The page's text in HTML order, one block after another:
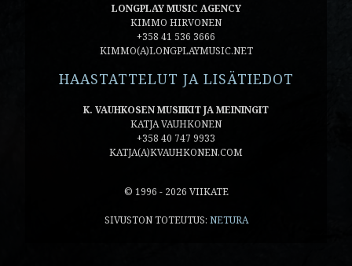
LONGPLAY MUSIC AGENCY
KIMMO HIRVONEN
+358 41 536 3666
KIMMO(A)LONGPLAYMUSIC.NET
HAASTATTELUT JA LISÄTIEDOT
K. VAUHKOSEN MUSIIKIT JA MEININGIT
KATJA VAUHKONEN
+358 40 747 9933
KATJA(A)KVAUHKONEN.COM
© 1996 - 2026 VIIKATE
SIVUSTON TOTEUTUS: NETURA